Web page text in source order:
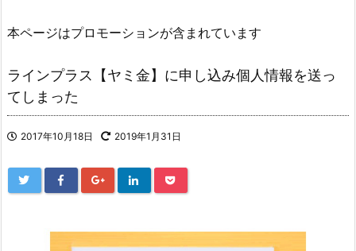
本ページはプロモーションが含まれています
ラインプラス【ヤミ金】に申し込み個人情報を送っ
てしまった
2017年10月18日 2019年1月31日